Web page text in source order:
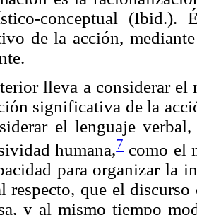
conceptual (Ibid.).
de la acción,
lleva a considerar
significativa de la
el lenguaje
humana,7como el
para organizar la
respecto, que el
y al mismo tiempo